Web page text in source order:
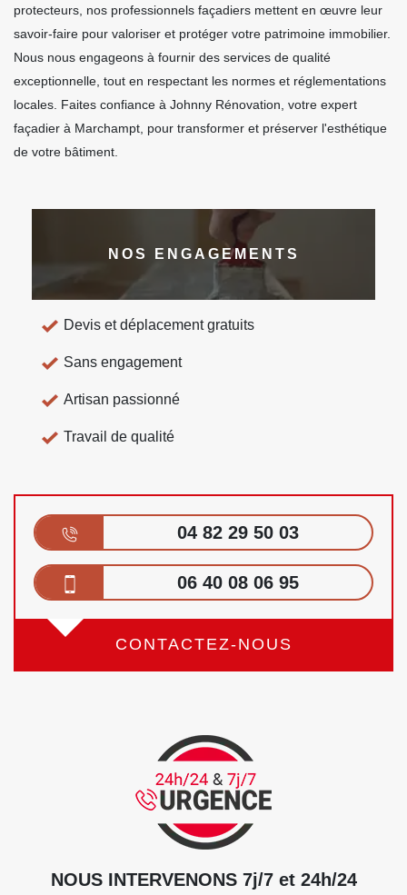
protecteurs, nos professionnels façadiers mettent en œuvre leur
savoir-faire pour valoriser et protéger votre patrimoine immobilier.
Nous nous engageons à fournir des services de qualité
exceptionnelle, tout en respectant les normes et réglementations
locales. Faites confiance à Johnny Rénovation, votre expert
façadier à Marchampt, pour transformer et préserver l'esthétique
de votre bâtiment.
NOS ENGAGEMENTS
Devis et déplacement gratuits
Sans engagement
Artisan passionné
Travail de qualité
04 82 29 50 03
06 40 08 06 95
CONTACTEZ-NOUS
NOUS INTERVENONS 7j/7 et 24h/24